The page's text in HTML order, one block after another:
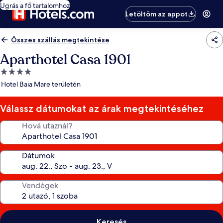
Ugrás a fő tartalomhoz
Letöltöm az appot
Összes szállás megtekintése
Aparthotel Casa 1901
4.0
csillagos
Hotel Baia Mare területén
Válassz dátumokat az árak megtekintéséhez
Hová utaznál?
Dátumok
Vendégek